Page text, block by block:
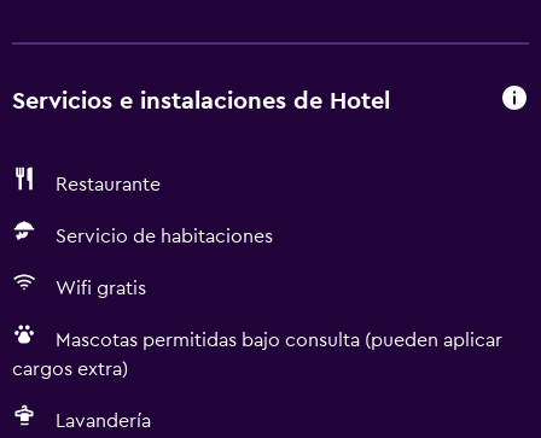
Servicios e instalaciones de Hotel
Restaurante
Servicio de habitaciones
Wifi gratis
Mascotas permitidas bajo consulta (pueden aplicar
cargos extra)
Lavandería